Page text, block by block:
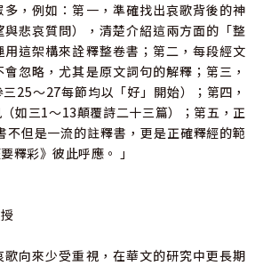
多，例如：第一，準確找出哀歌背後的神
與悲哀質問），清楚介紹這兩方面的「整
這架構來詮釋整卷書；第二，每段經文
忽略，尤其是原文詞句的解釋；第三，
25～27每節均以「好」開始）；第四，
如三1～13顛覆詩二十三篇）；第五，正
不但是一流的註釋書，更是正確釋經的範
釋彩》彼此呼應。 」
歌向來少受重視，在華文的研究中更長期